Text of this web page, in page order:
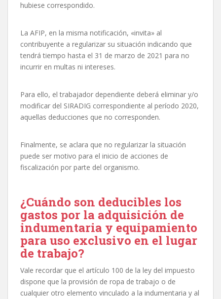
hubiese correspondido.
La AFIP, en la misma notificación, «invita» al
contribuyente a regularizar su situación indicando que
tendrá tiempo hasta el 31 de marzo de 2021 para no
incurrir en multas ni intereses.
Para ello, el trabajador dependiente deberá eliminar y/o
modificar del SIRADIG correspondiente al período 2020,
aquellas deducciones que no corresponden.
Finalmente, se aclara que no regularizar la situación
puede ser motivo para el inicio de acciones de
fiscalización por parte del organismo.
¿Cuándo son deducibles los
gastos por la adquisición de
indumentaria y equipamiento
para uso exclusivo en el lugar
de trabajo?
Vale recordar que el artículo 100 de la ley del impuesto
dispone que la provisión de ropa de trabajo o de
cualquier otro elemento vinculado a la indumentaria y al